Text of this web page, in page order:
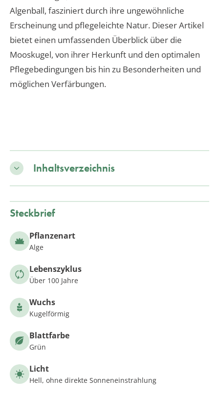
Algenball, fasziniert durch ihre ungewöhnliche
Erscheinung und pflegeleichte Natur. Dieser Artikel
bietet einen umfassenden Überblick über die
Mooskugel, von ihrer Herkunft und den optimalen
Pflegebedingungen bis hin zu Besonderheiten und
möglichen Verfärbungen.
Inhaltsverzeichnis
Steckbrief
Pflanzenart
Alge
Lebenszyklus
Über 100 Jahre
Wuchs
Kugelförmig
Blattfarbe
Grün
Licht
Hell, ohne direkte Sonneneinstrahlung